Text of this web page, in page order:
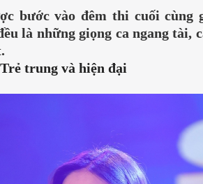
bước vào đêm thi cuối cùng
là những giọng ca ngang tài,
trung và hiện đại